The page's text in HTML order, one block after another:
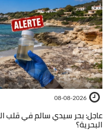
08-08-2026
عاجل: بحر سيدي سالم في قلب
البحرية؟